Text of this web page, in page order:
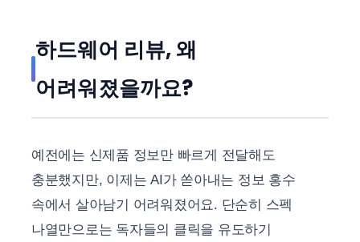
하드웨어 리뷰, 왜
어려워졌을까요?
예전에는 신제품 정보만 빠르게 전달해도
충분했지만, 이제는 AI가 쏟아내는 정보 홍수
속에서 살아남기 어려워졌어요. 단순히 스펙
나열만으로는 독자들의 클릭을 유도하기